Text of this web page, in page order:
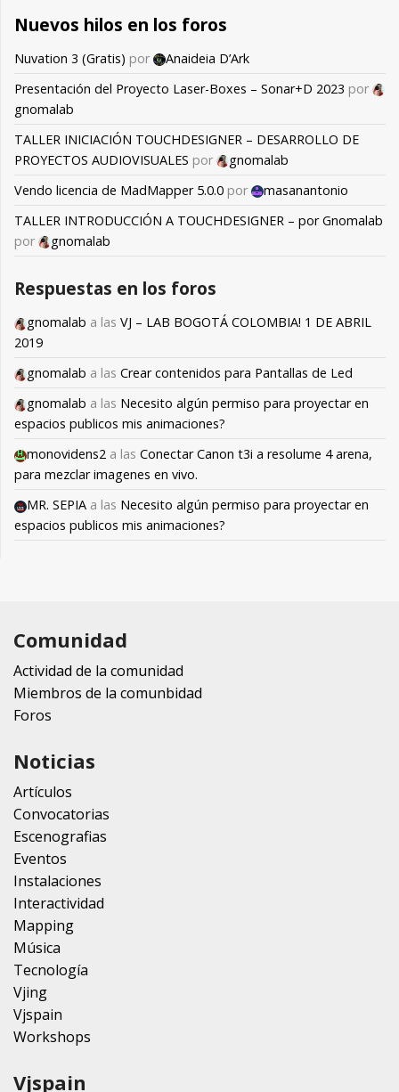
Nuevos hilos en los foros
Nuvation 3 (Gratis) por
Anaideia D’Ark
Presentación del Proyecto Laser-Boxes – Sonar+D 2023 por
gnomalab
TALLER INICIACIÓN TOUCHDESIGNER – DESARROLLO DE
PROYECTOS AUDIOVISUALES por
gnomalab
Vendo licencia de MadMapper 5.0.0 por
masanantonio
TALLER INTRODUCCIÓN A TOUCHDESIGNER – por Gnomalab
por
gnomalab
Respuestas en los foros
gnomalab a las VJ – LAB BOGOTÁ COLOMBIA! 1 DE ABRIL
2019
gnomalab a las Crear contenidos para Pantallas de Led
gnomalab a las Necesito algún permiso para proyectar en
espacios publicos mis animaciones?
monovidens2 a las Conectar Canon t3i a resolume 4 arena,
para mezclar imagenes en vivo.
MR. SEPIA a las Necesito algún permiso para proyectar en
espacios publicos mis animaciones?
Comunidad
Actividad de la comunidad
Miembros de la comunbidad
Foros
Noticias
Artículos
Convocatorias
Escenografias
Eventos
Instalaciones
Interactividad
Mapping
Música
Tecnología
Vjing
Vjspain
Workshops
Vjspain